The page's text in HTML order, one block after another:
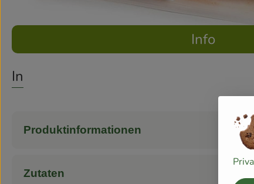
Info
Info
Produktinformationen
Zutaten